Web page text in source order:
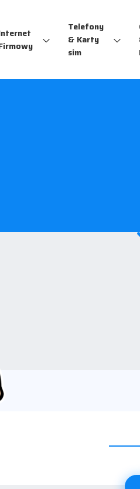
Telefony
& Karty
sim